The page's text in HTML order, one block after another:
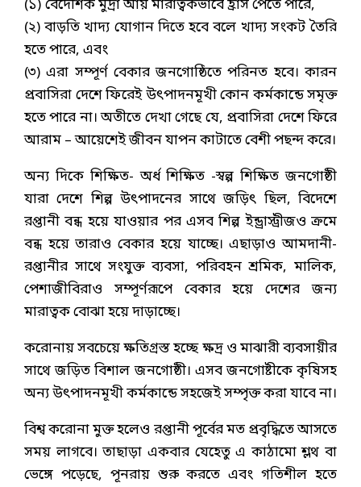
(১) বৈদেশিক মুদ্রা আয় মারাত্বকভাবে হ্রাস পেতে পারে,
(২) বাড়তি খাদ্য যোগান দিতে হবে বলে খাদ্য সংকট তৈরি
হতে পারে, এবং
(৩) এরা সম্পূর্ণ বেকার জনগোষ্ঠিতে পরিনত হবে। কারন
প্রবাসিরা দেশে ফিরেই উৎপাদনমূখী কোন কর্মকান্ডে সমৃক্ত
হতে পারে না। অতীতে দেখা গেছে যে, প্রবাসিরা দেশে ফিরে
আরাম – আয়েশেই জীবন যাপন কাটাতে বেশী পছন্দ করে।
অন্য দিকে শিক্ষিত- অর্ধ শিক্ষিত -স্বল্প শিক্ষিত জনগোষ্ঠী
যারা দেশে শিল্প উৎপাদনের সাথে জড়িৎ ছিল, বিদেশে
রপ্তানী বন্ধ হয়ে যাওয়ার পর এসব শিল্প ইন্ড্রাস্ট্রীজও ক্রমে
বন্ধ হয়ে তারাও বেকার হয়ে যাচ্ছে। এছাড়াও আমদানী-
রপ্তানীর সাথে সংযুক্ত ব্যবসা, পরিবহন শ্রমিক, মালিক,
পেশাজীবিরাও সম্পূর্ণরূপে বেকার হয়ে দেশের জন্য
মারাত্বক বোঝা হয়ে দাড়াচ্ছে।
করোনায় সবচেয়ে ক্ষতিগ্রস্ত হচ্ছে ক্ষদ্র ও মাঝারী ব্যবসায়ীর
সাথে জড়িত বিশাল জনগোষ্ঠী। এসব জনগোষ্টীকে কৃষিসহ
অন্য উৎপাদনমূখী কর্মকান্ডে সহজেই সম্পৃক্ত করা যাবে না।
বিশ্ব করোনা মুক্ত হলেও রপ্তানী পূর্বের মত প্রবৃদ্ধিতে আসতে
সময় লাগবে। তাছাড়া একবার যেহেতু এ কাঠামো শ্লথ বা
ভেঙ্গে পড়েছে, পূনরায় শুরু করতে এবং গতিশীল হতে